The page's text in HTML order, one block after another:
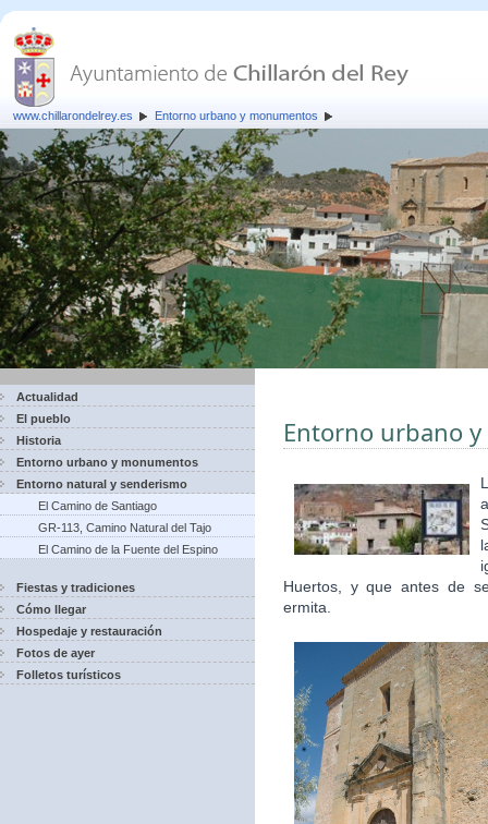
www.chillarondelrey.es Entorno urbano y monumentos
Actualidad
El pueblo
Historia
Entorno urbano y monumentos
Entorno natural y senderismo
El Camino de Santiago
GR-113, Camino Natural del Tajo
El Camino de la Fuente del Espino
Fiestas y tradiciones
Cómo llegar
Hospedaje y restauración
Fotos de ayer
Folletos turísticos
Entorno urbano
Huertos, y que antes de
ermita.